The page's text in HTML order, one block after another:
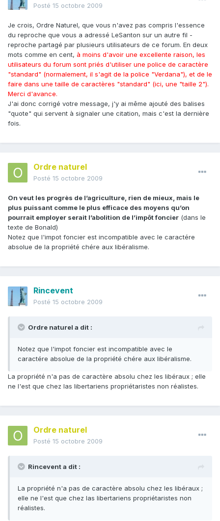
Posté 15 octobre 2009
Je crois, Ordre Naturel, que vous n'avez pas compris l'essence
du reproche que vous a adressé LeSanton sur un autre fil -
reproche partagé par plusieurs utilisateurs de ce forum. En deux
mots comme en cent, à moins d'avoir une excellente raison, les
utilisateurs du forum sont priés d'utiliser une police de caractère
"standard" (normalement, il s'agit de la police "Verdana"), et de le
faire dans une taille de caractères "standard" (ici, une "taille 2").
Merci d'avance.
J'ai donc corrigé votre message, j'y ai même ajouté des balises
"quote" qui servent à signaler une citation, mais c'est la dernière
fois.
Ordre naturel
Posté 15 octobre 2009
On veut les progrès de l’agriculture, rien de mieux, mais le
plus puissant comme le plus efficace des moyens qu’on
pourrait employer serait l’abolition de l’impôt foncier (dans le
texte de Bonald)
Notez que l'impot foncier est incompatible avec le caractére
absolue de la propriété chére aux libéralisme.
Rincevent
Posté 15 octobre 2009
Ordre naturel a dit :
Notez que l'impot foncier est incompatible avec le
caractére absolue de la propriété chére aux libéralisme.
La propriété n'a pas de caractère absolu chez les libéraux ; elle
ne l'est que chez las libertariens propriétaristes non réalistes.
Ordre naturel
Posté 15 octobre 2009
Rincevent a dit :
La propriété n'a pas de caractère absolu chez les libéraux ;
elle ne l'est que chez las libertariens propriétaristes non
réalistes.